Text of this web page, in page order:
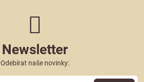
Newsletter
Odebírat naše novinky: